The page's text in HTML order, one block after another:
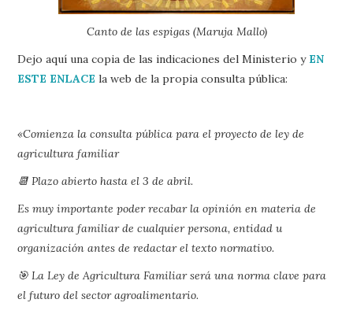
Canto de las espigas (Maruja Mallo)
Dejo aquí una copia de las indicaciones del Ministerio y EN
ESTE ENLACE la web de la propia consulta pública:
«Comienza la consulta pública para el proyecto de ley de
agricultura familiar
📆 Plazo abierto hasta el 3 de abril.
Es muy importante poder recabar la opinión en materia de
agricultura familiar de cualquier persona, entidad u
organización antes de redactar el texto normativo.
🎯 La Ley de Agricultura Familiar será una norma clave para
el futuro del sector agroalimentario.